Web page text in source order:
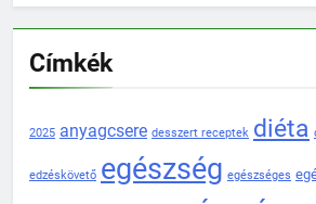
Címkék
2025 anyagcsere desszert receptek diéta
edzéskövető egészség egészséges